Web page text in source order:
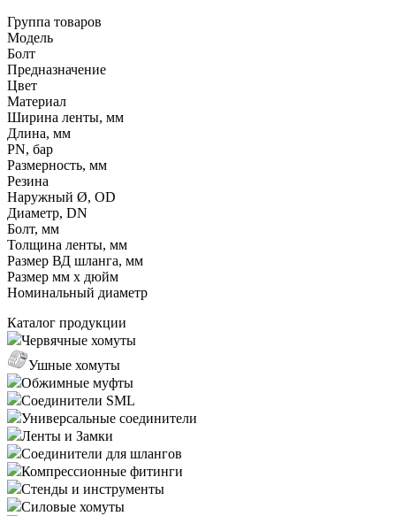
Группа товаров
Модель
Болт
Предназначение
Цвет
Материал
Ширина ленты, мм
Длина, мм
PN, бар
Размерность, мм
Резина
Наружный Ø, OD
Диаметр, DN
Болт, мм
Толщина ленты, мм
Размер ВД шланга, мм
Размер мм x дюйм
Номинальный диаметр
Каталог продукции
Червячные хомуты
Ушные хомуты
Обжимные муфты
Соединители SML
Универсальные соединители
Ленты и Замки
Соединители для шлангов
Компрессионные фитинги
Стенды и инструменты
Силовые хомуты